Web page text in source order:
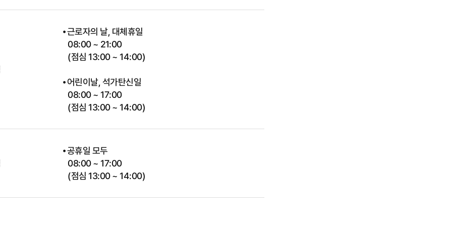
⦁ 근로자의 날, 대체휴일
08:00 ~ 21:00
(점심 13:00 ~ 14:00)
⦁ 어린이날, 석가탄신일
08:00 ~ 17:00
(점심 13:00 ~ 14:00)
⦁ 공휴일 모두
08:00 ~ 17:00
(점심 13:00 ~ 14:00)